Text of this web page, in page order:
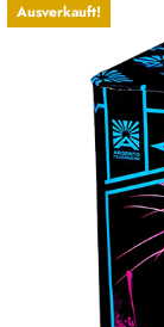
Ausverkauft!